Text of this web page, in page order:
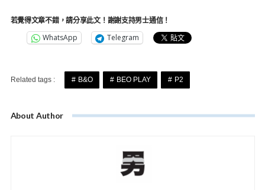
若覺得文章不錯，請分享此文！謝謝支持男士通信！
WhatsApp Telegram
Related tags : B&O BEO PLAY P2
About Author